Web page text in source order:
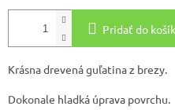
Pridať do
Krásna drevená guľatina z brezy.
Dokonale hladká úprava povrchu.